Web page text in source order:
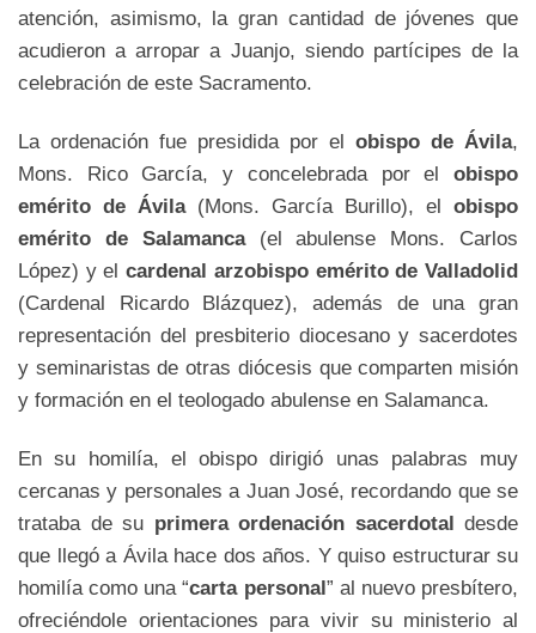
atención, asimismo, la gran cantidad de jóvenes que
acudieron a arropar a Juanjo, siendo partícipes de la
celebración de este Sacramento.
La ordenación fue presidida por el obispo de Ávila,
Mons. Rico García, y concelebrada por el obispo
emérito de Ávila(Mons. García Burillo), el obispo
emérito de Salamanca(el abulense Mons. Carlos
López) y elcardenal arzobispo emérito de Valladolid
(Cardenal Ricardo Blázquez), además de una gran
representación del presbiterio diocesano y sacerdotes
y seminaristas de otras diócesis que comparten misión
y formación en el teologado abulense en Salamanca.
En su homilía, el obispo dirigió unas palabras muy
cercanas y personales a Juan José, recordando que se
trataba de su primera ordenación sacerdotal desde
que llegó a Ávila hace dos años. Y quiso estructurar su
homilía como una “carta personal” al nuevo presbítero,
ofreciéndole orientaciones para vivir su ministerio al